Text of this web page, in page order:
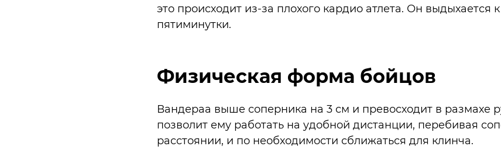
это происходит из-за плохого кардио атлета. Он выдыхается
пятиминутки.
Физическая форма бойцов
Вандераа выше соперника на 3 см и превосходит в размахе
позволит ему работать на удобной дистанции, перебивая
расстоянии, и по необходимости сближаться для клинча.